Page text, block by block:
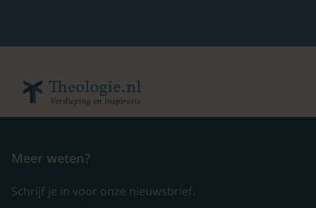
Meer weten?
Schrijf je in voor onze nieuwsbrief.